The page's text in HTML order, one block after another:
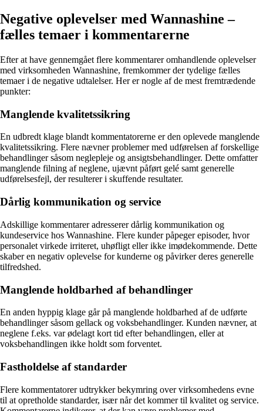
Negative oplevelser med Wannashine –
fælles temaer i kommentarerne
Efter at have gennemgået flere kommentarer omhandlende oplevelser
med virksomheden Wannashine, fremkommer der tydelige fælles
temaer i de negative udtalelser. Her er nogle af de mest fremtrædende
punkter:
Manglende kvalitetssikring
En udbredt klage blandt kommentatorerne er den oplevede manglende
kvalitetssikring. Flere nævner problemer med udførelsen af forskellige
behandlinger såsom neglepleje og ansigtsbehandlinger. Dette omfatter
manglende filning af neglene, ujævnt påført gelé samt generelle
udførelsesfejl, der resulterer i skuffende resultater.
Dårlig kommunikation og service
Adskillige kommentarer adresserer dårlig kommunikation og
kundeservice hos Wannashine. Flere kunder påpeger episoder, hvor
personalet virkede irriteret, uhøfligt eller ikke imødekommende. Dette
skaber en negativ oplevelse for kunderne og påvirker deres generelle
tilfredshed.
Manglende holdbarhed af behandlinger
En anden hyppig klage går på manglende holdbarhed af de udførte
behandlinger såsom gellack og voksbehandlinger. Kunden nævner, at
neglene f.eks. var ødelagt kort tid efter behandlingen, eller at
voksbehandlingen ikke holdt som forventet.
Fastholdelse af standarder
Flere kommentatorer udtrykker bekymring over virksomhedens evne
til at opretholde standarder, især når det kommer til kvalitet og service.